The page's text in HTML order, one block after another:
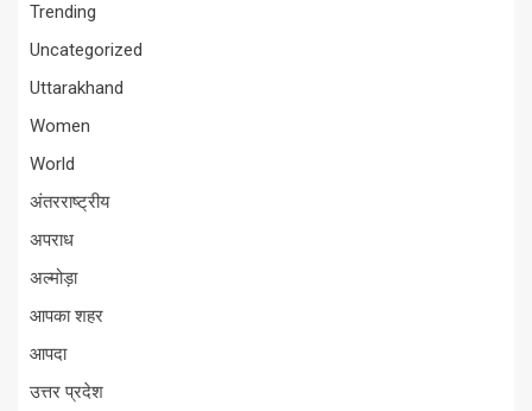
Trending
Uncategorized
Uttarakhand
Women
World
अंतरराष्ट्रीय
अपराध
अल्मोड़ा
आपका शहर
आपदा
उत्तर प्रदेश